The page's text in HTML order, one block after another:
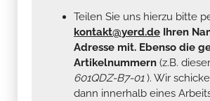
Teilen Sie uns hierzu bitte
kontakt@yerd.de Ihren
Adresse mit. Ebenso die
Artikelnummern (z.B.
601QDZ-B7-01). Wir
dann innerhalb eines